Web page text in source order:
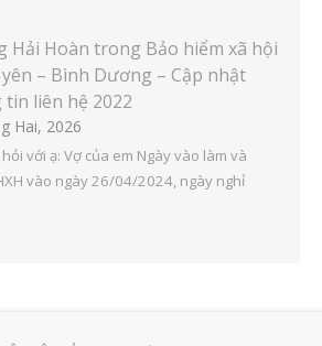
Hải Hoàn trong Bảo hiểm xã hội
– Bình Dương – Cập nhật
liên hệ 2022
Hai, 2026
với ạ: Vợ của em Ngày vào làm và
vào ngày 26/04/2024, ngày nghỉ